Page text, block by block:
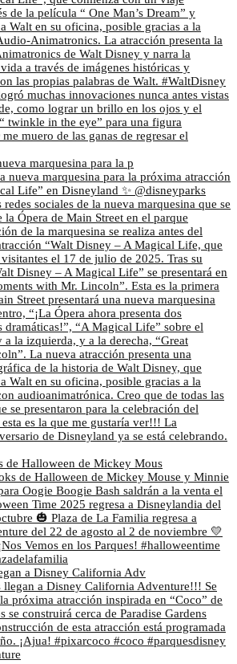
marquesina para la p
de Halloween de Mickey Mous
a Disney California Adv